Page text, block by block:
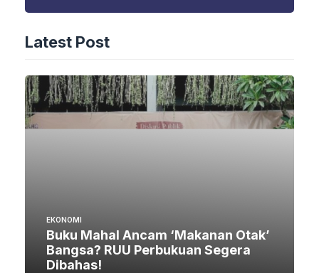
Latest Post
EKONOMI
Buku Mahal Ancam ‘Makanan Otak’
Bangsa? RUU Perbukuan Segera
Dibahas!